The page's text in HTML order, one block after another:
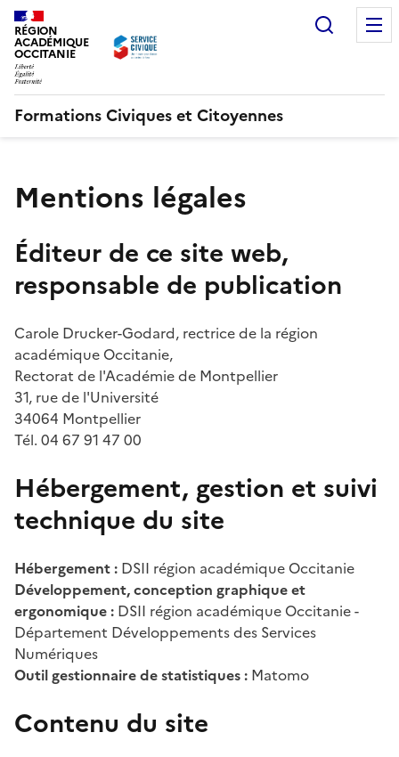
RÉGION
ACADÉMIQUE
OCCITANIE
Formations Civiques et Citoyennes
Mentions légales
Éditeur de ce site web,
responsable de publication
Carole Drucker-Godard, rectrice de la région
académique Occitanie,
Rectorat de l'Académie de Montpellier
31, rue de l'Université
34064 Montpellier
Tél. 04 67 91 47 00
Hébergement, gestion et suivi
technique du site
Hébergement : DSII région académique Occitanie
Développement, conception graphique et
ergonomique : DSII région académique Occitanie -
Département Développements des Services
Numériques
Outil gestionnaire de statistiques : Matomo
Contenu du site